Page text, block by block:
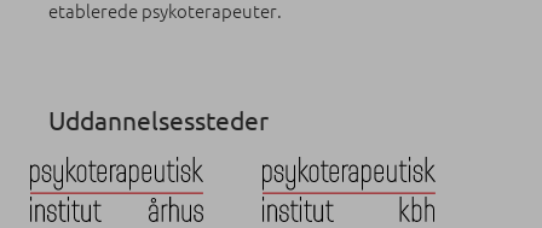
etablerede psykoterapeuter.
Uddannelsessteder